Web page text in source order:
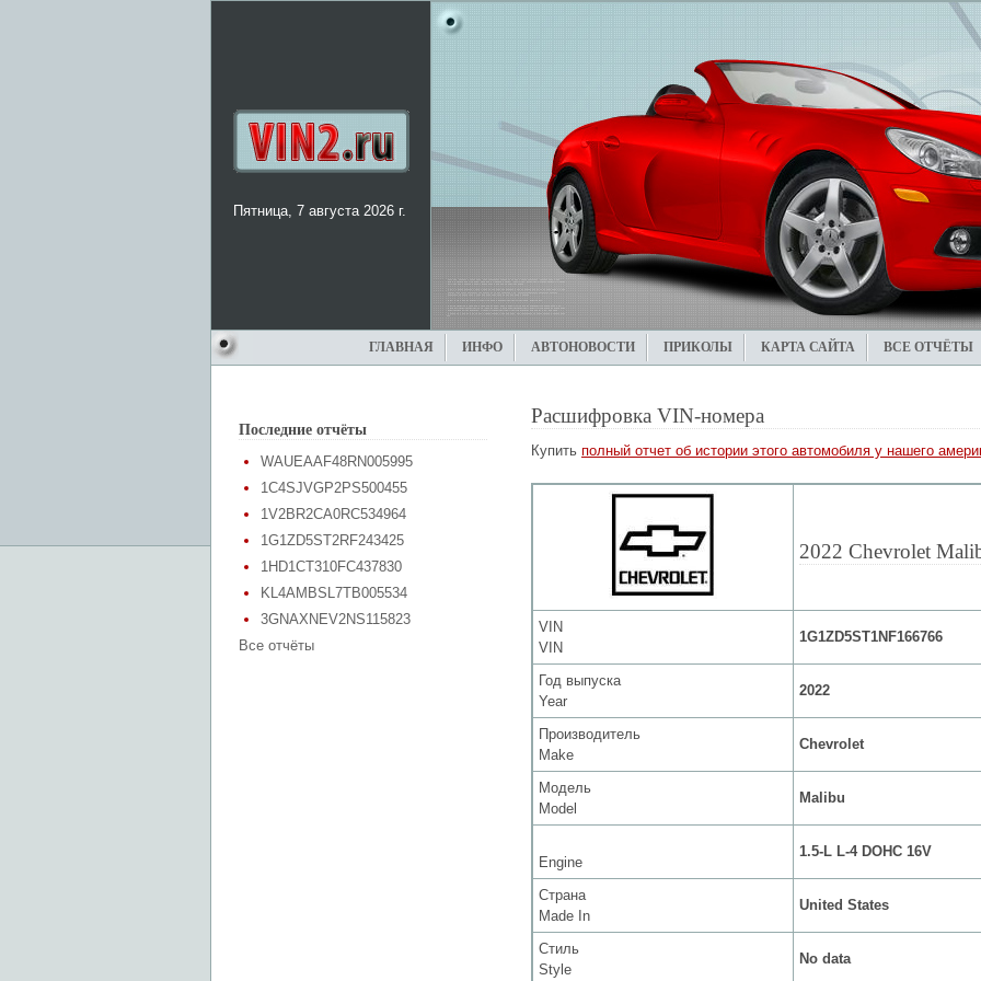
Пятница, 7 августа 2026 г.
ГЛАВНАЯ ИНФО АВТОНОВОСТИ ПРИКОЛЫ КАРТА САЙТА ВСЕ ОТЧЁТЫ
Последние отчёты
WAUEAAF48RN005995
1C4SJVGP2PS500455
1V2BR2CA0RC534964
1G1ZD5ST2RF243425
1HD1CT310FC437830
KL4AMBSL7TB005534
3GNAXNEV2NS115823
Все отчёты
Расшифровка VIN-номера
Купить полный отчет об истории этого автомобиля у нашего
2022 Chevrolet
VIN
VIN
1G1ZD5ST1NF166766
Год выпуска
Year
2022
Производитель
Make
Chevrolet
Модель
Model
Malibu
Engine
1.5-L L-4 DOHC 16V
Страна
Made In
United States
Стиль
Style
No data